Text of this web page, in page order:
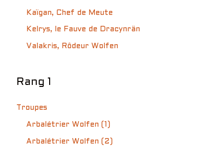
Kaïgan, Chef de Meute
Kelrys, le Fauve de Dracynrän
Valakris, Rôdeur Wolfen
Rang 1
Troupes
Arbalétrier Wolfen (1)
Arbalétrier Wolfen (2)